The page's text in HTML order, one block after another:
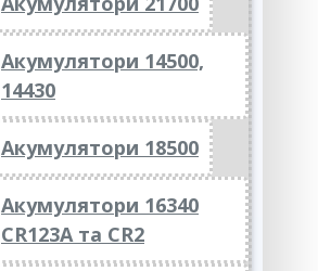
Акумулятори 14500,
14430
Акумулятори 18500
Акумулятори 16340
CR123A та CR2